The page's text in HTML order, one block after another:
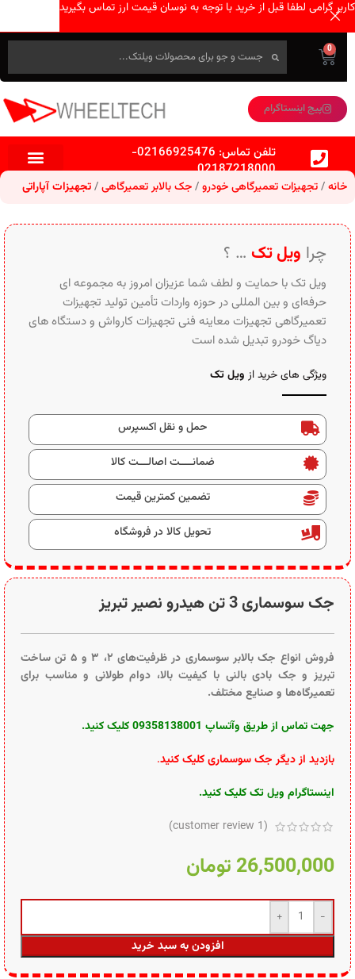
0
پیج اینستاگرام
تلفن تماس: 02166925476
-
02187218000
خانه تجهیزات تعمیرگاهی خودرو جک بالابر تعمیرگاهی تجهیزات آپاراتی
جک سوسماری 3 تن هیدرو نصیر تبریز
فروش انواع جک بالابر سوسماری در ظرفیت‌های ۲، ۳ و ۵ تن ساخت
تبریز و جک بادی بالنی با کیفیت بالا، دوام طولانی و مناسب برای
تعمیرگاه‌ها و صنایع مختلف.
جهت تماس از طریق وآتساپ 09358138001 کلیک کنید.
بازدید از دیگر جک سوسماری کلیک کنید.
اینستاگرام ویل تک کلیک کنید.
(
1
26,500,000 تومان
افزودن به سبد خرید
چرا ویل تک … ؟
ویل تک با حمایت و لطف شما عزیزان امروز به مجموعه ای
حرفه‌ای و بین‌ المللی در حوزه واردات تأمین تولید تجهیزات
تعمیرگاهی تجهیزات معاینه فنی تجهیزات کارواش و دستگاه های
دیاگ خودرو تبدیل شده است
ویژگی های خرید از ویل تک
حمل و نقل اکسپرس
ضمانــــت اصالـــت کالا
تضمین کمترین قیمت
تحویل کالا در فروشگاه
کاربر گرامی لطفا قبل از خرید با توجه به نوسان قیمت ارز تماس بگیرید